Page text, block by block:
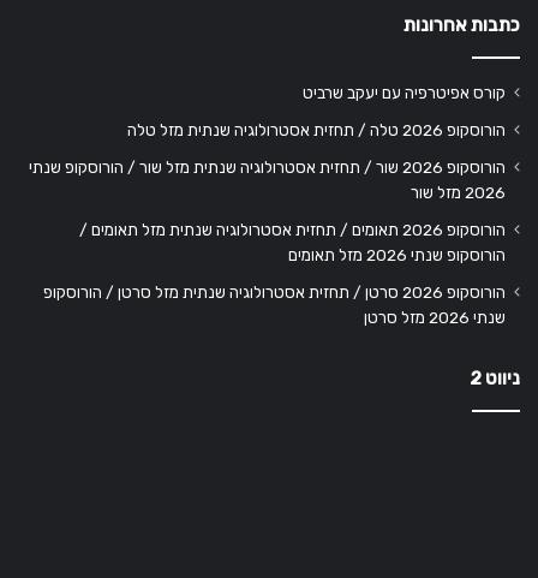
כתבות אחרונות
קורס אפיטרפיה עם יעקב שרביט
הורוסקופ 2026 טלה / תחזית אסטרולוגיה שנתית מזל טלה
הורוסקופ 2026 שור / תחזית אסטרולוגיה שנתית מזל שור / הורוסקופ שנתי
2026 מזל שור
הורוסקופ 2026 תאומים / תחזית אסטרולוגיה שנתית מזל תאומים /
הורוסקופ שנתי 2026 מזל תאומים
הורוסקופ 2026 סרטן / תחזית אסטרולוגיה שנתית מזל סרטן / הורוסקופ
שנתי 2026 מזל סרטן
ניווט 2